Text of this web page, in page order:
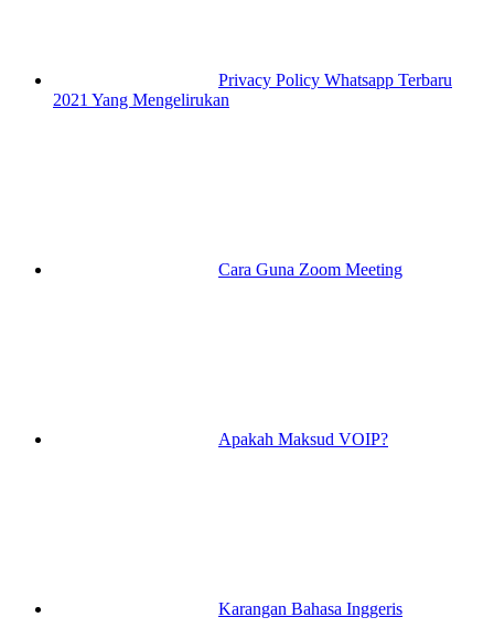
Privacy Policy Whatsapp Terbaru
2021 Yang Mengelirukan
Cara Guna Zoom Meeting
Apakah Maksud VOIP?
Karangan Bahasa Inggeris